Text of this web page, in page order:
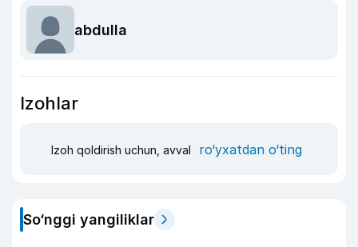
abdulla
Izohlar
Izoh qoldirish uchun, avval ro‘yxatdan o‘ting
So‘nggi yangiliklar